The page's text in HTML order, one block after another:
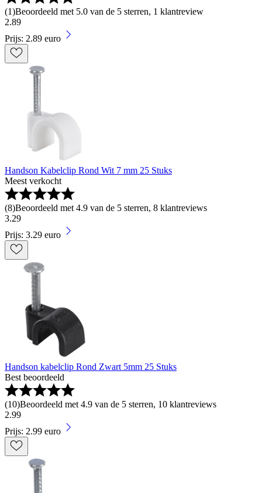
(1)Beoordeeld met 5.0 van de 5 sterren, 1 klantreview
2.89
Prijs: 2.89 euro
Handson Kabelclip Rond Wit 7 mm 25 Stuks
Meest verkocht
(8)Beoordeeld met 4.9 van de 5 sterren, 8 klantreviews
3.29
Prijs: 3.29 euro
Handson kabelclip Rond Zwart 5mm 25 Stuks
Best beoordeeld
(10)Beoordeeld met 4.9 van de 5 sterren, 10 klantreviews
2.99
Prijs: 2.99 euro